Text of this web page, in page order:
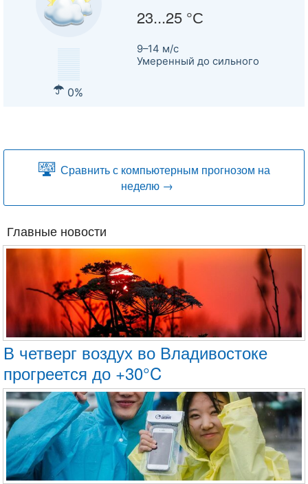
0%
23...25 °С
9–14 м/c
Умеренный до сильного
Сравнить с компьютерным прогнозом на
неделю →
Главные новости
В четверг воздух во Владивостоке
прогреется до +30°C